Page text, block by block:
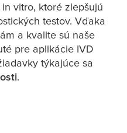
vitro, ktoré zlepšujú
testov. Vďaka
a kvalite sú naše
pre aplikácie IVD
týkajúce sa
.